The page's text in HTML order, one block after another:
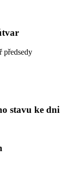
předsedy
stavu ke dni